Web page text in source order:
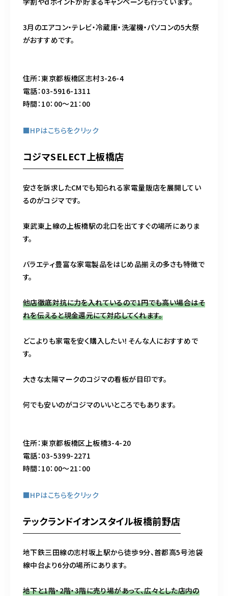
3月のエアコン・テレビ・冷蔵庫・洗濯機・パソコンの5大祭
がおすすめです。
住所：東京都板橋区志村3-26-4
電話：03-5916-1311
時間：10：00～21：00
■HPはこちらをクリック
コジマSELECT上板橋店
安さを訴求したCMでも知られる家電量販店を展開してい
るのがコジマです。
東武東上線の上板橋駅の北口を出てすぐの場所にありま
す。
バラエティ豊富な家電製品をはじめ品揃えの多さも特徴で
す。
他店徹底対抗に力を入れているので1円でも高い場合はそ
れを伝えると現金還元にて対応してくれます。
どこよりも家電を安く購入したい！そんな人におすすめで
す。
大きな太陽マークのコジマの看板が目印です。
何でも安いのがコジマのいいところでもあります。
住所：東京都板橋区上板橋3-4-20
電話：03-5399-2271
時間：10：00～21：00
■HPはこちらをクリック
テックランドイオンスタイル板橋前野店
地下鉄三田線の志村坂上駅から徒歩9分、首都高5号池袋
線中台より6分の場所にあります。
地下と1階・2階・3階に売り場があって、広々とした店内の